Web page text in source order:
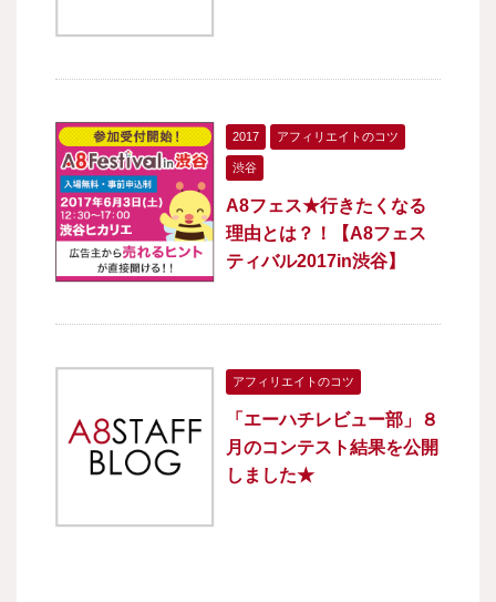
2017 アフィリエイトのコツ
渋谷
A8フェス★行きたくなる
理由とは？！【A8フェス
ティバル2017in渋谷】
アフィリエイトのコツ
「エーハチレビュー部」８
月のコンテスト結果を公開
しました★